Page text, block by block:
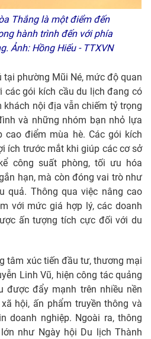
Thắng là một điểm đến
hành trình đến với phía
Ảnh: Hồng Hiếu - TTXVN
phường Mũi Né, mức độ quan
các gói kích cầu du lịch đang có
nội địa vẫn chiếm tỷ trọng
và những nhóm bạn nhỏ lựa
điểm mùa hè. Các gói kích
ích trước mắt khi giúp các cơ sở
công suất phòng, tối ưu hóa
hạn, mà còn đóng vai trò như
quả. Thông qua việc nâng cao
với mức giá hợp lý, các doanh
ấn tượng tích cực đối với du
tâm xúc tiến đầu tư, thương mại
Linh Vũ, hiện công tác quảng
được đẩy mạnh trên nhiều nền
hội, ấn phẩm truyền thông và
doanh nghiệp. Ngoài ra, thông
như Ngày hội Du lịch Thành